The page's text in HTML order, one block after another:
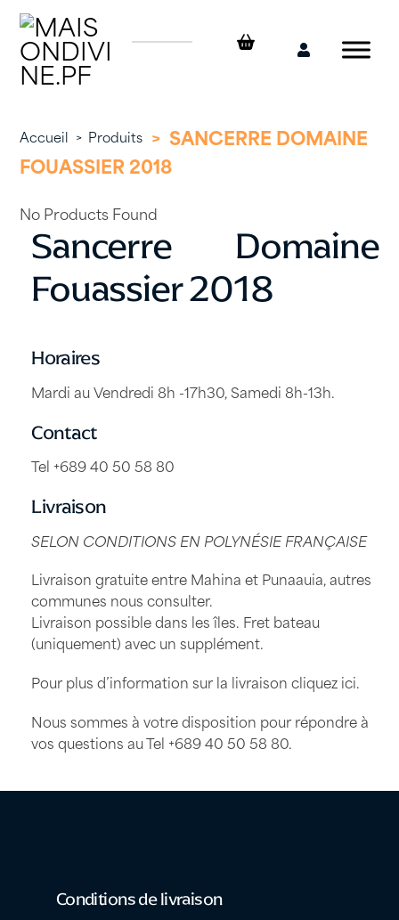
Skip
content
Mon
Accueil > Produits > SANCERRE DOMAINE
FOUASSIER 2018
Sancerre Domaine
Fouassier 2018
Horaires
Mardi au Vendredi 8h -17h30, Samedi 8h-13h.
Contact
Tel +689 40 50 58 80
Livraison
SELON CONDITIONS EN POLYNÉSIE FRANÇAISE
Livraison gratuite entre Mahina et Punaauia, autres
communes nous consulter.
Livraison possible dans les îles. Fret bateau
(uniquement) avec un supplément.
Pour plus d’information sur la livraisoncliquez ici.
Nous sommes à votre disposition pour répondre à
vos questions au Tel +689 40 50 58 80.
No Products Found
Conditions de livraison